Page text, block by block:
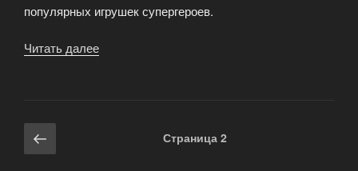
популярных игрушек супергероев.
Читать далее
Навигация
по
Предыдущая
страница
Страница 2